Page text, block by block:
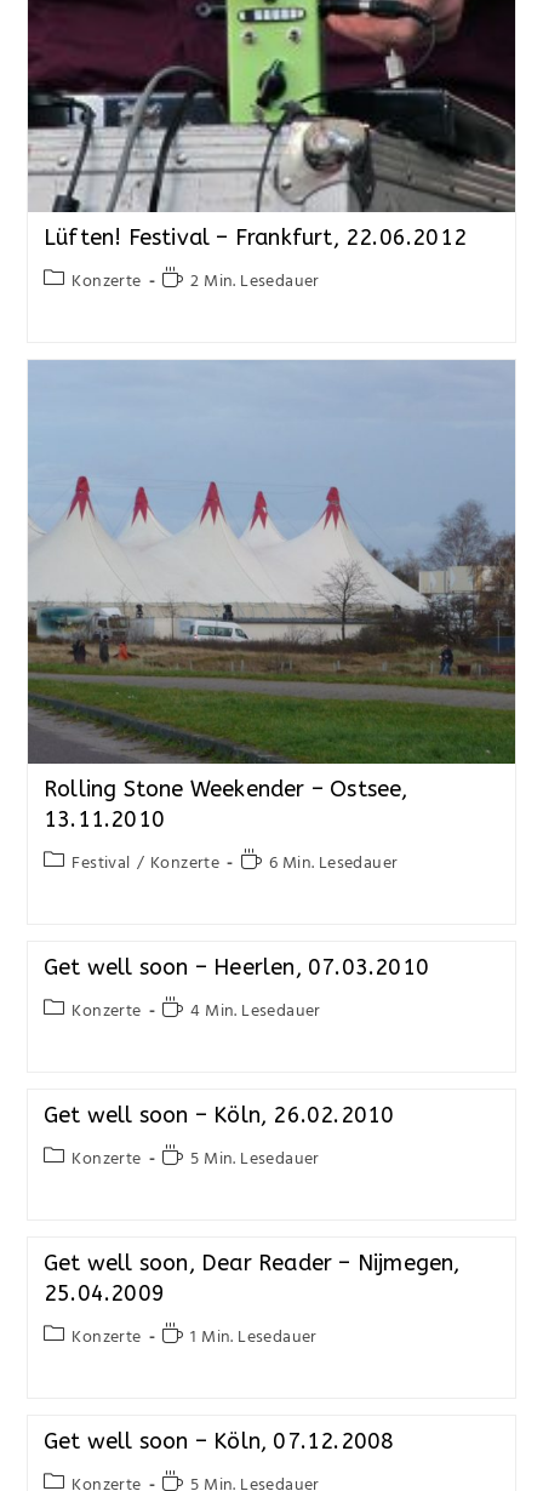
Lüften! Festival – Frankfurt, 22.06.2012
Konzerte 2 Min. Lesedauer
Rolling Stone Weekender – Ostsee,
13.11.2010
Festival / Konzerte 6 Min. Lesedauer
Get well soon – Heerlen, 07.03.2010
Konzerte 4 Min. Lesedauer
Get well soon – Köln, 26.02.2010
Konzerte 5 Min. Lesedauer
Get well soon, Dear Reader – Nijmegen,
25.04.2009
Konzerte 1 Min. Lesedauer
Get well soon – Köln, 07.12.2008
Konzerte 5 Min. Lesedauer